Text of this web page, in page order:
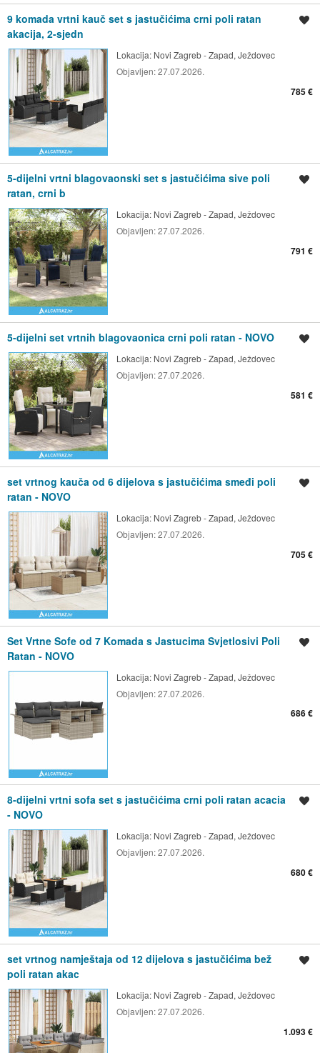
9 komada vrtni kauč set s jastučićima crni poli ratan
akacija, 2-sjedn
Lokacija: Novi Zagreb - Zapad, Ježdovec
Objavljen:27.07.2026.
785 €
5-dijelni vrtni blagovaonski set s jastučićima sive poli
ratan, crni b
Lokacija: Novi Zagreb - Zapad, Ježdovec
Objavljen:27.07.2026.
791 €
5-dijelni set vrtnih blagovaonica crni poli ratan - NOVO
Lokacija: Novi Zagreb - Zapad, Ježdovec
Objavljen:27.07.2026.
581 €
set vrtnog kauča od 6 dijelova s jastučićima smeđi poli
ratan - NOVO
Lokacija: Novi Zagreb - Zapad, Ježdovec
Objavljen:27.07.2026.
705 €
Set Vrtne Sofe od 7 Komada s Jastucima Svjetlosivi Poli
Ratan - NOVO
Lokacija: Novi Zagreb - Zapad, Ježdovec
Objavljen:27.07.2026.
686 €
8-dijelni vrtni sofa set s jastučićima crni poli ratan acacia
- NOVO
Lokacija: Novi Zagreb - Zapad, Ježdovec
Objavljen:27.07.2026.
680 €
set vrtnog namještaja od 12 dijelova s jastučićima bež
poli ratan akac
Lokacija: Novi Zagreb - Zapad, Ježdovec
Objavljen:27.07.2026.
1.093 €